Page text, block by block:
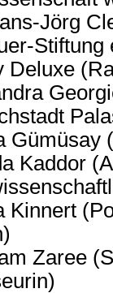
Jörg
Stiftung
Deluxe
Gümüsay
Kaddor
Kinnert
Zaree